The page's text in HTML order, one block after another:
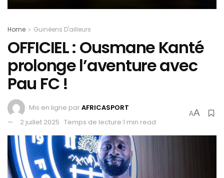
Home Guinéens D'ailleurs
OFFICIEL : Ousmane Kanté
prolonge l’aventure avec
Pau FC !
Mis en ligne parAFRICASPORT
2 juillet 2025 Temps de lecture:1 min read
AA